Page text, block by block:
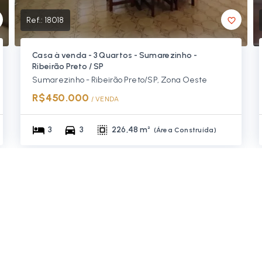
Ref.: 18018
Casa à venda - 3 Quartos - Sumarezinho -
Ribeirão Preto / SP
Sumarezinho - Ribeirão Preto/SP, Zona Oeste
R$450.000 / VENDA
3 3 226,48 m² (Área Construída)